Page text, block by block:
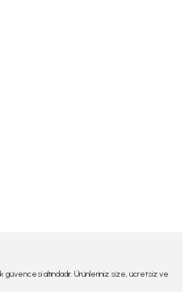
güvencesi altındadır. Ürünleriniz size, ücretsiz ve